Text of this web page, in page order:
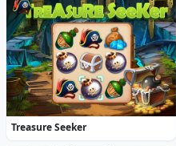
Treasure Seeker